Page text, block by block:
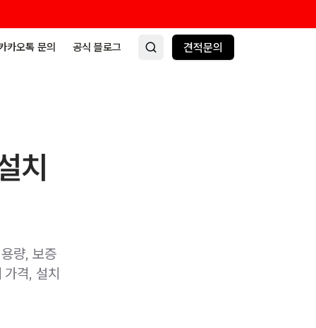
카오톡 문의 공식 블로그 견적문의
치
량, 보증
격, 설치